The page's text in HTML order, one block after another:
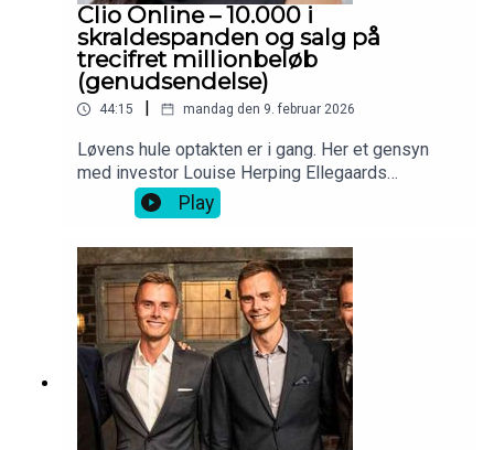
Clio Online – 10.000 i
skraldespanden og salg på
trecifret millionbeløb
(genudsendelse)
44:15 mandag den 9. februar 2026
Løvens hule optakten er i gang. Her et gensyn
med investor Louise Herping Ellegaards
iværksætterhistorie - Clio Online.
Play